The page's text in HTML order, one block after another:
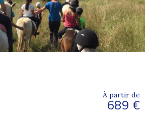
À partir de
689 €